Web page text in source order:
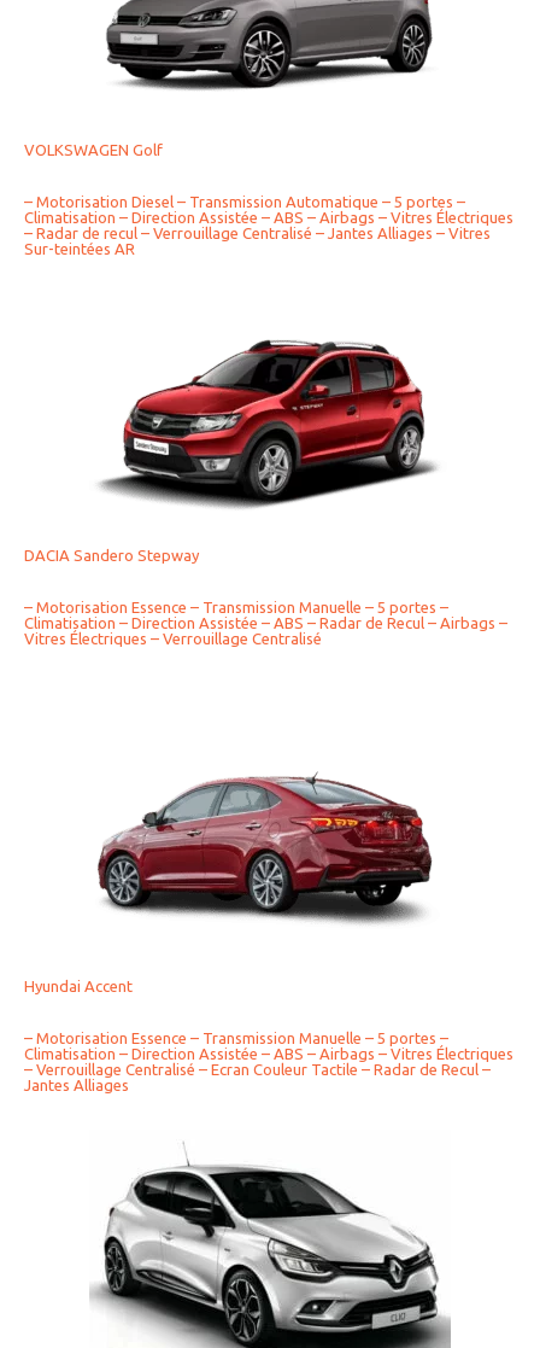
VOLKSWAGEN Golf
– Motorisation Diesel – Transmission Automatique – 5 portes –
Climatisation – Direction Assistée – ABS – Airbags – Vitres Électriques
– Radar de recul – Verrouillage Centralisé – Jantes Alliages – Vitres
Sur-teintées AR
DACIA Sandero Stepway
– Motorisation Essence – Transmission Manuelle – 5 portes –
Climatisation – Direction Assistée – ABS – Radar de Recul – Airbags –
Vitres Électriques – Verrouillage Centralisé
Hyundai Accent
– Motorisation Essence – Transmission Manuelle – 5 portes –
Climatisation – Direction Assistée – ABS – Airbags – Vitres Électriques
– Verrouillage Centralisé – Ecran Couleur Tactile – Radar de Recul –
Jantes Alliages